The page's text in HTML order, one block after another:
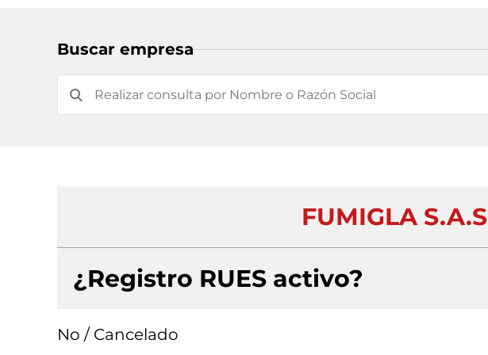
Buscar empresa
FUMIGLA S.A.S
¿Registro RUES activo?
No / Cancelado